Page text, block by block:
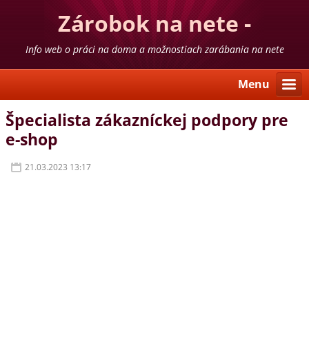
Zárobok na nete -
skúsenosti
Info web o práci na doma a možnostiach zarábania na nete
Menu
Špecialista zákazníckej podpory pre
e-shop
21.03.2023 13:17